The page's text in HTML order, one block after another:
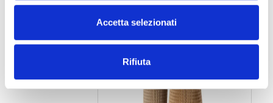
Accetta selezionati
Rifiuta